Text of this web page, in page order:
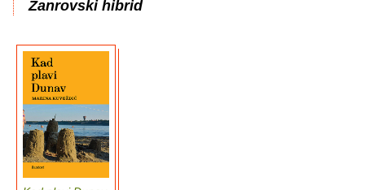
Žanrovski hibrid